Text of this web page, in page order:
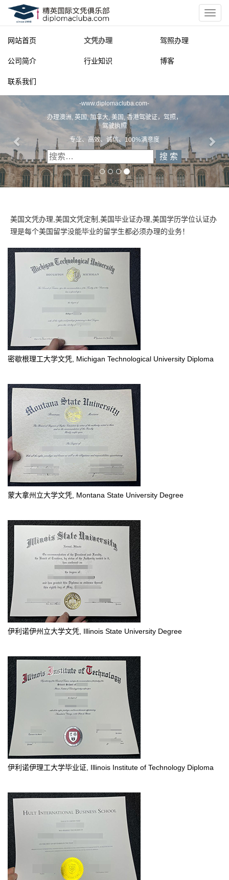
网站首页 文凭办理 驾照办理
公司简介 行业知识 博客
联系我们
精英国际文凭俱乐部
一diplomacluba.com 一
办理澳洲, 英国, 加拿大, 美国, 香港驾驶证，驾照，驾驶执照
专业定制澳洲、英国、加拿大、美国驾照
美国文凭办理,美国文凭定制,美国毕业证办理,美国学历学位认证办
理是每个美国留学没能毕业的留学生都必须办理的业务！
密歇根理工大学文凭, Michigan Technological University Diploma
蒙大拿州立大学文凭, Montana State University Degree
伊利诺伊州立大学文凭, Illinois State University Degree
伊利诺伊理工大学毕业证, Illinois Institute of Technology Diploma